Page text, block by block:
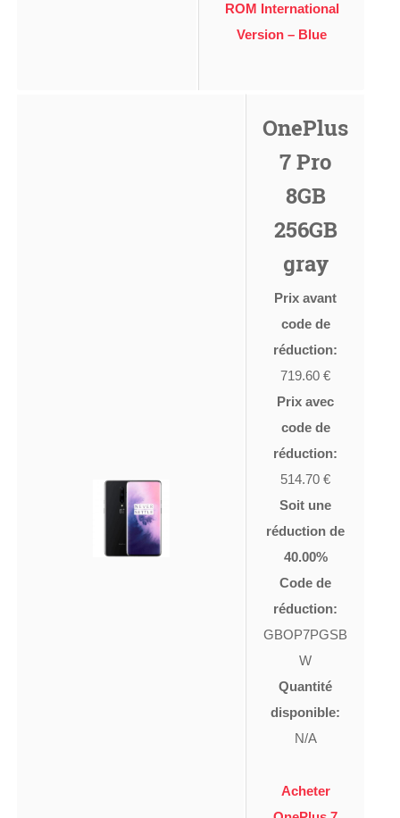
ROM International
Version – Blue
OnePlus
7 Pro
8GB
256GB
gray
Prix avant
code de
réduction:
719.60 €
Prix avec
code de
réduction:
514.70 €
Soit une
réduction de
40.00%
Code de
réduction:
GBOP7PGSB
W
Quantité
disponible:
N/A
Acheter